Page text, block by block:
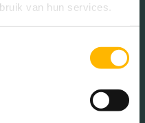
van hun services.
Vraagprijs: € 525.000,- k.k.